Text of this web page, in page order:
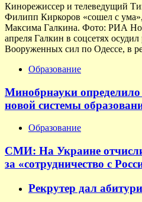
Кинорежиссер и телеведущий
Филипп Киркоров «сошел с
Максима Галкина. Фото: РИА
апреля Галкин в соцсетях
Вооруженных сил по Одессе, в
Образование
Минобрнауки определило
новой системы
Образование
СМИ: На Украине
за «сотрудничество с
Рекрутер дал